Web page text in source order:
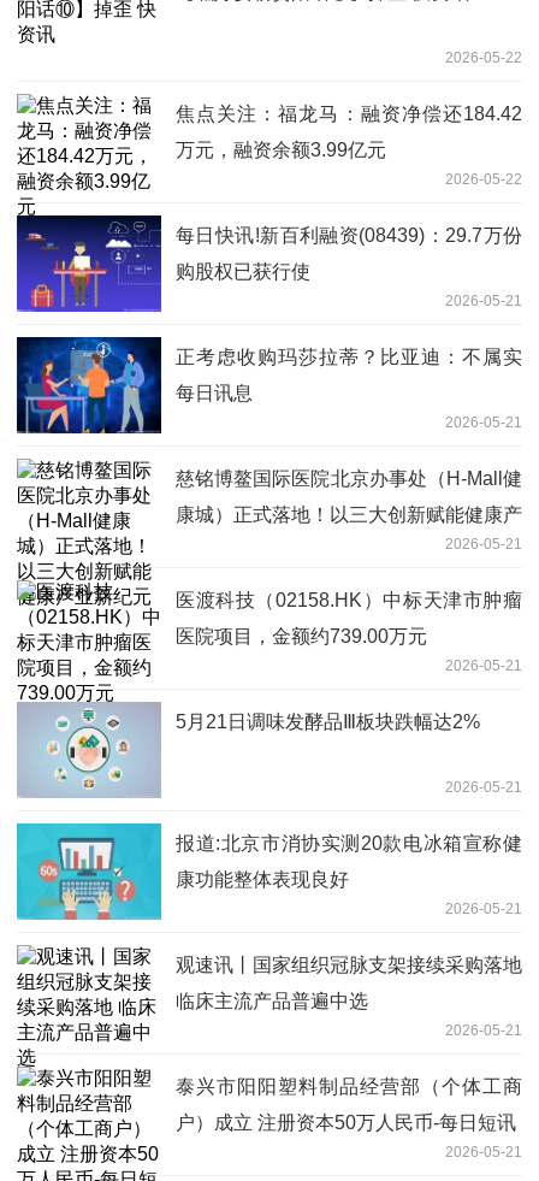
2026-05-22
焦点关注：福龙马：融资净偿还184.42
万元，融资余额3.99亿元
2026-05-22
每日快讯!新百利融资(08439)：29.7万份
购股权已获行使
2026-05-21
正考虑收购玛莎拉蒂？比亚迪：不属实
每日讯息
2026-05-21
慈铭博鳌国际医院北京办事处（H-Mall健
康城）正式落地！以三大创新赋能健康产
2026-05-21
医渡科技（02158.HK）中标天津市肿瘤
医院项目，金额约739.00万元
2026-05-21
5月21日调味发酵品Ⅲ板块跌幅达2%
2026-05-21
报道:北京市消协实测20款电冰箱宣称健
康功能整体表现良好
2026-05-21
观速讯丨国家组织冠脉支架接续采购落地
临床主流产品普遍中选
2026-05-21
泰兴市阳阳塑料制品经营部（个体工商
户）成立 注册资本50万人民币-每日短讯
2026-05-21